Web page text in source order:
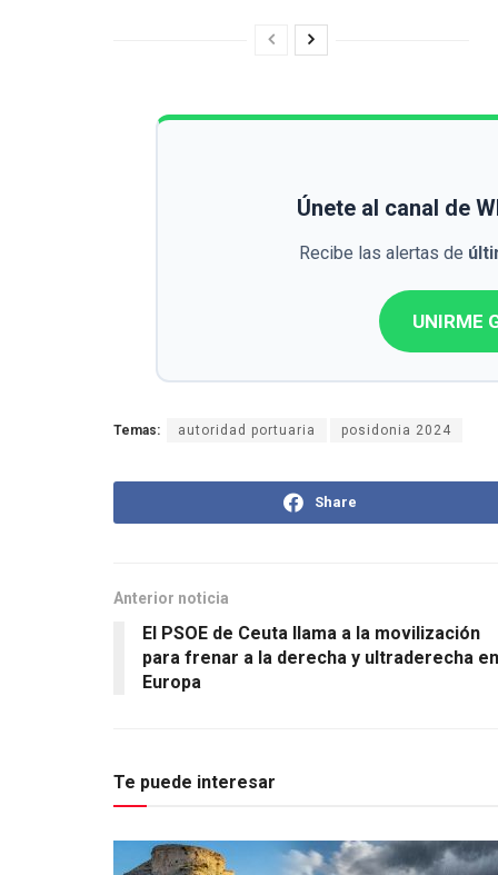
Únete al canal de
Recibe las alertas de
UNIRME
Temas: autoridad portuaria posidonia 2024
Share
Anterior noticia
El PSOE de Ceuta llama a la movilización
para frenar a la derecha y ultraderecha en
Europa
Te puede interesar